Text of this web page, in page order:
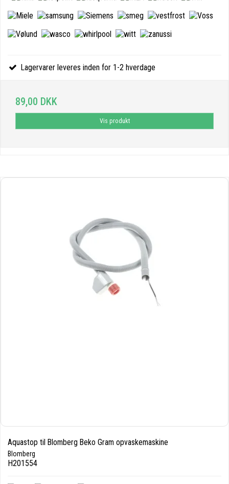
Lagervarer leveres inden for 1-2 hverdage
89,00 DKK
Vis produkt
Aquastop til Blomberg Beko Gram opvaskemaskine
Blomberg
H201554